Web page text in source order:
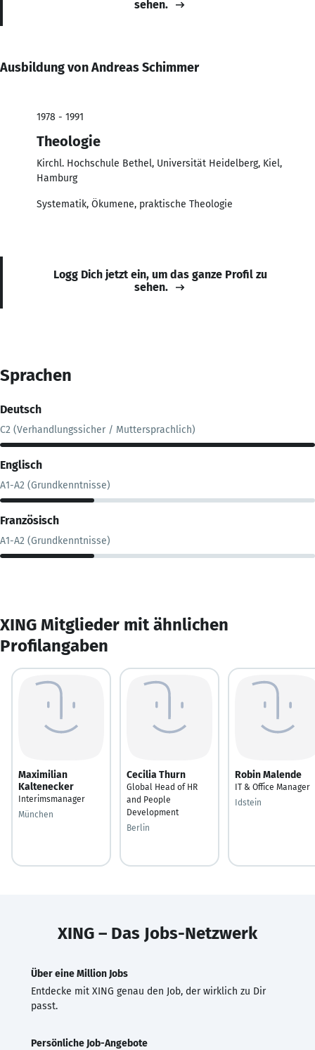
sehen.
Ausbildung von Andreas Schimmer
1978 - 1991
Theologie
Kirchl. Hochschule Bethel, Universität Heidelberg, Kiel,
Hamburg
Systematik, Ökumene, praktische Theologie
Logg Dich jetzt ein, um das ganze Profil zu
sehen.
Sprachen
Deutsch
C2 (Verhandlungssicher / Muttersprachlich)
Englisch
A1-A2 (Grundkenntnisse)
Französisch
A1-A2 (Grundkenntnisse)
XING Mitglieder mit ähnlichen
Profilangaben
Maximilian
Kaltenecker
Interimsmanager
München
Cecilia Thurn
Global Head of HR
and People
Development
Berlin
Robin Malende
IT & Office Manager
Idstein
XING – Das Jobs-Netzwerk
Über eine Million Jobs
Entdecke mit XING genau den Job, der wirklich zu Dir
passt.
Persönliche Job-Angebote